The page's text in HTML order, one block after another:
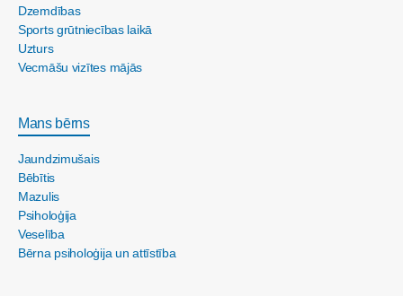
Dzemdības
Sports grūtniecības laikā
Uzturs
Vecmāšu vizītes mājās
Mans bērns
Jaundzimušais
Bēbītis
Mazulis
Psiholoģija
Veselība
Bērna psiholoģija un attīstība